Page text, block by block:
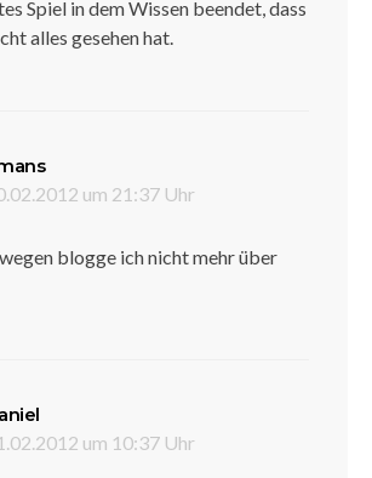
Spiel in dem Wissen beendet, dass
alles gesehen hat.
sagt:
um 21:37 Uhr
blogge ich nicht mehr über
um 10:37 Uhr